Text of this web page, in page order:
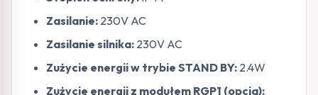
Zasilanie: 230V AC
Zasilanie silnika: 230V AC
Zużycie energii w trybie STAND BY: 2.4W
Zużycie energii z modułem RGP1 (opcja):